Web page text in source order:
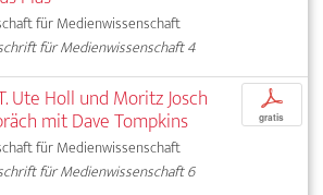
für Medienwissenschaft
für Medienwissenschaft 4
Ute Holl und Moritz Josch
mit Dave Tompkins
für Medienwissenschaft
für Medienwissenschaft 6
p
gratis